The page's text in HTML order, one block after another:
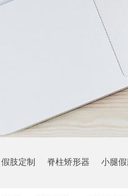
假肢定制 脊柱矫形器 小腿